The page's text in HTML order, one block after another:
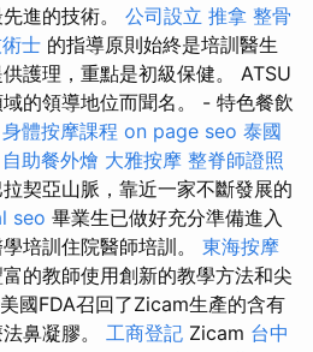
進的技術。 公司設立 推拿 整骨
士 的指導原則始終是培訓醫生
護理，重點是初級保健。 ATSU
的領導地位而聞名。 - 特色餐飲
身體按摩課程 on page seo 泰國
自助餐外燴 大雅按摩 整脊師證照
契亞山脈，靠近一家不斷發展的
seo 畢業生已做好充分準備進入
培訓住院醫師培訓。 東海按摩
的教師使用創新的教學方法和尖
國FDA召回了Zicam生產的含有
鼻凝膠。 工商登記 Zicam 台中